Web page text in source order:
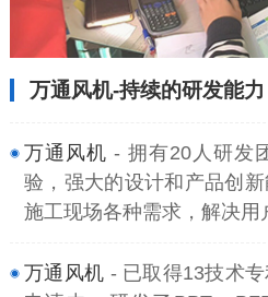
万通风机-持续的研发能力
万通风机 - 拥有20人研发
验，强大的设计和产品创
施工现场各种需求，解决用
万通风机 - 已取得13技术